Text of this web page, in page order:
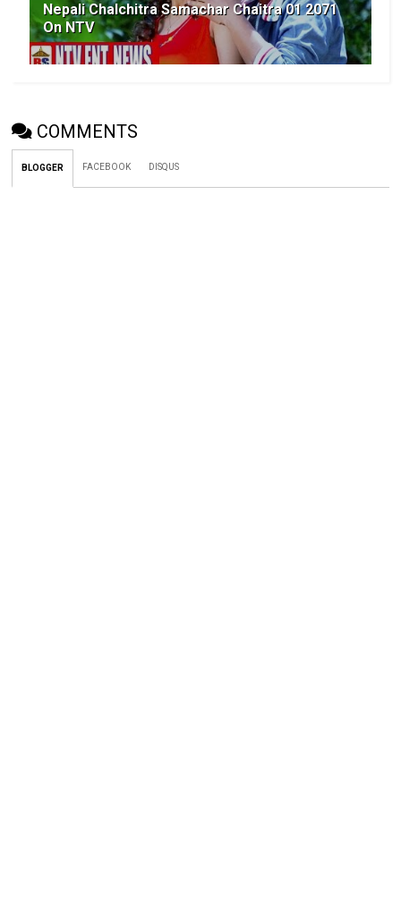
Nepali Chalchitra Samachar Chaitra 01 2071
On NTV
COMMENTS
BLOGGER FACEBOOK DISQUS